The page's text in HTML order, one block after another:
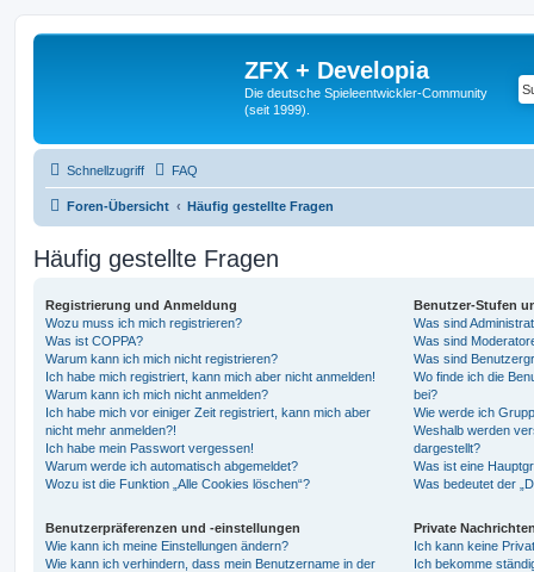
ZFX + Developia
Die deutsche Spieleentwickler-Community
(seit 1999).
Schnellzugriff FAQ
Foren-Übersicht Häufig gestellte Fragen
Häufig gestellte Fragen
Registrierung und Anmeldung
Wozu muss ich mich registrieren?
Was ist COPPA?
Warum kann ich mich nicht registrieren?
Ich habe mich registriert, kann mich aber nicht anmelden!
Warum kann ich mich nicht anmelden?
Ich habe mich vor einiger Zeit registriert, kann mich aber
nicht mehr anmelden?!
Ich habe mein Passwort vergessen!
Warum werde ich automatisch abgemeldet?
Wozu ist die Funktion „Alle Cookies löschen“?
Benutzerpräferenzen und -einstellungen
Wie kann ich meine Einstellungen ändern?
Wie kann ich verhindern, dass mein Benutzername in der
Benutzer-Stufen
Was sind
Was sind
Was sind
Wo finde ich die
bei?
Wie werde ich
Weshalb werden
dargestellt?
Was ist eine
Was bedeutet der
Private
Ich kann keine
Ich bekomme